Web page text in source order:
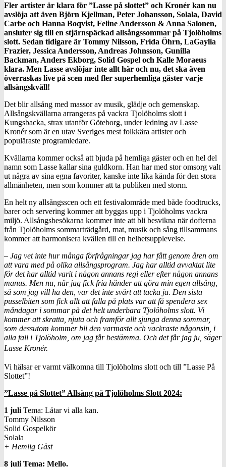
Fler artister är klara för ”Lasse på slottet” och Kronér kan nu
avslöja att även Björn Kjellman, Peter Johansson, Solala, David
Carbe och Hanna Boqvist, Feline Andersson & Anna Salonen,
ansluter sig till en stjärnspäckad allsångssommar på Tjolöholms
slott. Sedan tidigare är Tommy Nilsson, Frida Öhrn, LaGaylia
Frazier, Jessica Andersson, Andreas Johnsson, Gunilla
Backman, Anders Ekborg, Solid Gospel och Kalle Moraeus
klara. Men Lasse avslöjar inte allt här och nu, det ska även
överraskas live på scen med fler superhemliga gäster varje
allsångskväll!
Det blir allsång med massor av musik, glädje och gemenskap.
Allsångskvällarna arrangeras på vackra Tjolöholms slott i
Kungsbacka, strax utanför Göteborg, under ledning av Lasse
Kronér som är en utav Sveriges mest folkkära artister och
populäraste programledare.
Kvällarna kommer också att bjuda på hemliga gäster och en hel del
namn som Lasse kallar sina guldkorn. Han har med stor omsorg valt
ut några av sina egna favoriter, kanske inte lika kända för den stora
allmänheten, men som kommer att ta publiken med storm.
En helt ny allsångsscen och ett festivalområde med både foodtrucks,
barer och servering kommer att byggas upp i Tjolöholms vackra
miljö. Allsångsbesökarna kommer inte att bli besvikna när dofterna
från Tjolöholms sommarträdgård, mat, musik och sång tillsammans
kommer att harmonisera kvällen till en helhetsupplevelse.
– Jag vet inte hur många förfrågningar jag har fått genom åren om
att vara med på olika allsångsprogram. Jag har alltid avvaktat lite
för det har alltid varit i någon annans regi eller efter någon annans
manus. Men nu, när jag fick fria händer att göra min egen allsång,
så som jag vill ha den, var det inte svårt att tacka ja. Den sista
pusselbiten som fick allt att falla på plats var att få spendera sex
måndagar i sommar på det helt underbara Tjolöholms slott. Vi
kommer att skratta, njuta och framför allt sjunga denna sommar,
som dessutom kommer bli den varmaste och vackraste någonsin, i
alla fall i Tjolöholm, om jag får bestämma. Och det får jag ju, säger
Lasse Kronér.
Vi hälsar er varmt välkomna till Tjolöholms slott och till ”Lasse På
Slottet”!
”Lasse på Slottet” Allsång på Tjolöholms Slott 2024:
1 juli Tema: Låtar vi alla kan.
Tommy Nilsson
Solid Gospelkör
Solala
+ Hemlig Gäst
8 juli Tema: Mello.